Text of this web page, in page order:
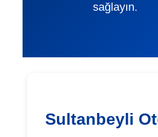
sağlayın.
Sultanbeyli